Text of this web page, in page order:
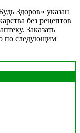
Здоров» указан
без рецептов
Заказать
по следующим